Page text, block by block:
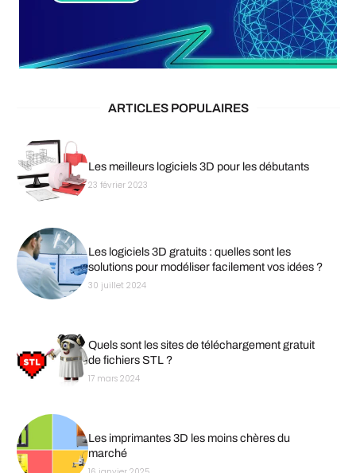
ARTICLES POPULAIRES
Les meilleurs logiciels 3D pour les débutants
23 février 2023
Les logiciels 3D gratuits : quelles sont les
solutions pour modéliser facilement vos idées ?
30 juillet 2024
Quels sont les sites de téléchargement gratuit
de fichiers STL ?
17 mars 2024
Les imprimantes 3D les moins chères du
marché